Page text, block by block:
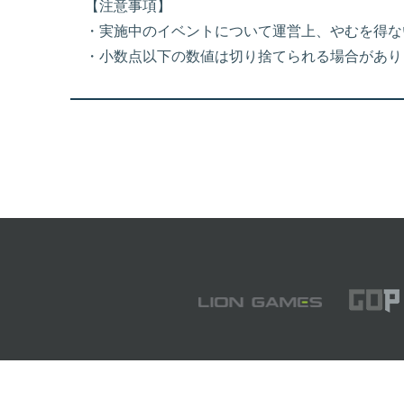
【注意事項】
・実施中のイベントについて運営上、やむを得
・小数点以下の数値は切り捨てられる場合があ